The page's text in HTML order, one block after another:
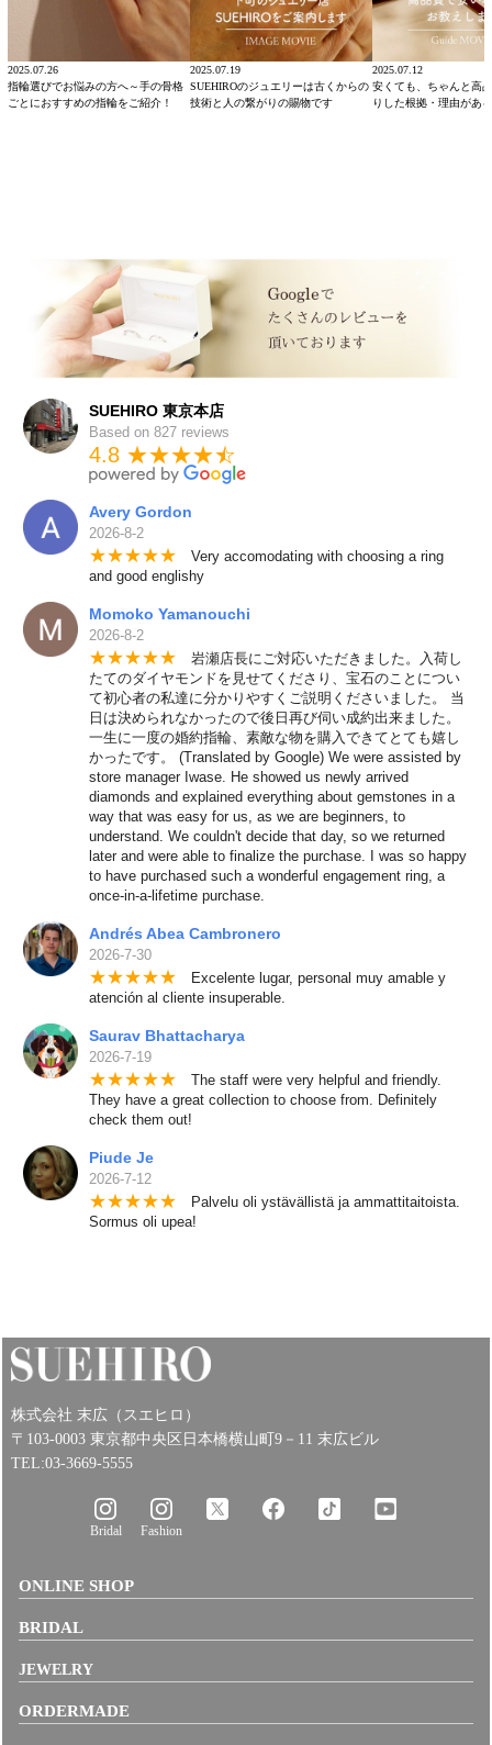
2025.07.26
指輪選びでお悩みの方へ～手の骨格
ごとにおすすめの指輪をご紹介！
2025.07.19
SUEHIROのジュエリーは古くからの
技術と人の繋がりの賜物です
2025.07.12
安くても、ちゃんと高
りした根拠・理由があ
SUEHIRO 東京本店
Based on 827 reviews
4.8 ★★★★★
☆
Avery Gordon
2026-8-2
★★★★★ Very accomodating with choosing a ring
and good englishy
Momoko Yamanouchi
2026-8-2
★★★★★ 岩瀬店長にご対応いただきました。入荷し
たてのダイヤモンドを見せてくださり、宝石のことについ
て初心者の私達に分かりやすくご説明くださいました。 当
日は決められなかったので後日再び伺い成約出来ました。
一生に一度の婚約指輪、素敵な物を購入できてとても嬉し
かったです。 (Translated by Google) We were assisted by
store manager Iwase. He showed us newly arrived
diamonds and explained everything about gemstones in a
way that was easy for us, as we are beginners, to
understand. We couldn't decide that day, so we returned
later and were able to finalize the purchase. I was so happy
to have purchased such a wonderful engagement ring, a
once-in-a-lifetime purchase.
Andrés Abea Cambronero
2026-7-30
★★★★★ Excelente lugar, personal muy amable y
atención al cliente insuperable.
Saurav Bhattacharya
2026-7-19
★★★★★ The staff were very helpful and friendly.
They have a great collection to choose from. Definitely
check them out!
Piude Je
2026-7-12
★★★★★ Palvelu oli ystävällistä ja ammattitaitoista.
Sormus oli upea!
株式会社 末広（スエヒロ）
〒103-0003 東京都中央区日本橋横山町9－11 末広ビル
TEL:03-3669-5555
Bridal Fashion
ONLINE SHOP
BRIDAL
JEWELRY
ORDERMADE